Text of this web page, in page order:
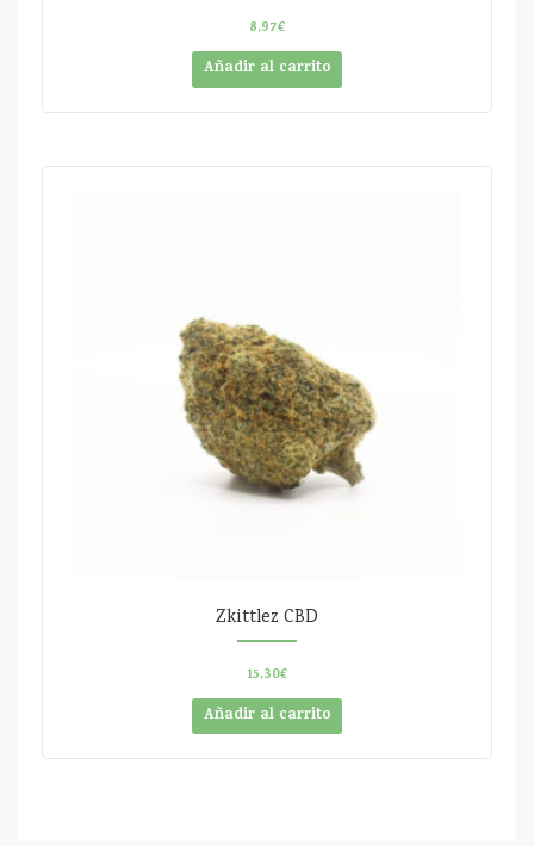
8,97€
Añadir al carrito
Zkittlez CBD
15,30€
Añadir al carrito